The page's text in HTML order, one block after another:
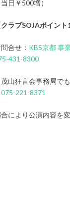
当日￥500増）
クラブSOJAポイント
合せ： KBS京都 事
431-8300
山狂言会事務局で
075-221-8371
により公演内容を